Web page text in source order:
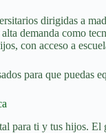
dirigidas a
demanda como
con acceso a
para que puedas
para ti y tus hijos.